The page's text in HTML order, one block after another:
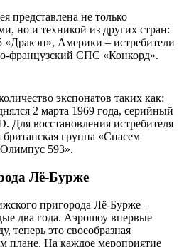
представлена не только
но и техникой из других стран:
Америки – истребители
французский СПС «Конкорд».
экспонатов таких как:
2 марта 1969 года, серийный
Для восстановления истребителя
группа «Спасем
593».
Лё-Бурже
пригорода Лё-Бурже –
два года. Аэрошоу впервые
теперь это своеобразная
плане. На каждое мероприятие